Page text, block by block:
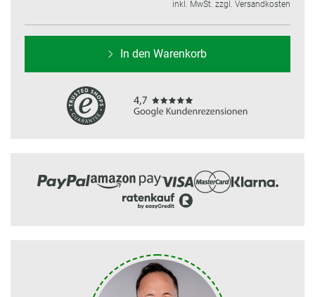
inkl. MwSt. zzgl. Versandkosten
In den Warenkorb